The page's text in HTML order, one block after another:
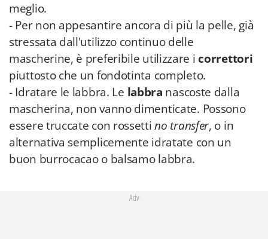
meglio.
- Per non appesantire ancora di più la pelle, già
stressata dall'utilizzo continuo delle
mascherine, è preferibile utilizzare i correttori
piuttosto che un fondotinta completo.
- Idratare le labbra. Le labbra nascoste dalla
mascherina, non vanno dimenticate. Possono
essere truccate con rossettino transfer, o in
alternativa semplicemente idratate con un
buon burrocacao o balsamo labbra.
Adv